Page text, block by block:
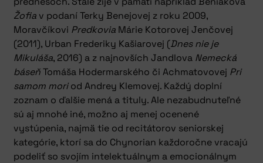
Žofia v podaní Terky Benejovej z roku 2009,
Moravčíkovi Predkovia Márie Kotorovej Jenčovej
(2011), Urban Frederiky Kašiarovej (Dnes nie je
Mikuláša, 2016) a z najnovších Jandlova Nemecká
báseňTomáša Hodermarského či Achmatovovej Pri
samom moriod Andrey Klemovej. Každý doplní
zoznam o ďalšie mená a tituly. Ale nezabudnuteľné
sú aj mnohé iné, možno aj menej ocenené
vystúpenia, najmä tie od recitátorov seniorskej
kategórie, ktorí sa do Chynorian každoročne vracajú
podeliť so svojím intelektuálnym a emocionálnym